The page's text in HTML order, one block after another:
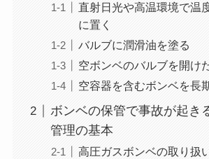
直射日光や高温環境で温
に置く
バルブに潤滑油を塗る
空ボンベのバルブを開け
空容器を含むボンベを長
ボンベの保管で事故が起き
管理の基本
高圧ガスボンベの取り扱